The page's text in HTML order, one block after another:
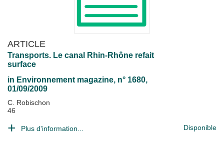
ARTICLE
Transports. Le canal Rhin-Rhône refait
surface
in Environnement magazine, n° 1680,
01/09/2009
C. Robischon
46
Plus d'information... Disponible